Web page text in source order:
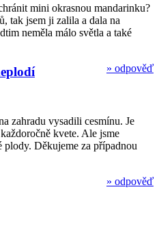
mini okrasnou mandarinku?
tak jsem ji zalila a dala na
neměla málo světla a také
» odpověď
zahradu vysadili cesmínu. Je
kvete. Ale jsme
plody. Děkujeme za případnou
» odpověď